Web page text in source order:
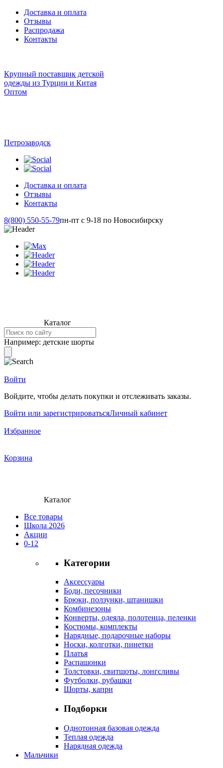
Доставка и оплата
Отзывы
Распродажа
Контакты
Крупный поставщик детской
одежды из Турции и Китая
Оптом
Петрозаводск
Доставка и оплата
Отзывы
Контакты
8(800) 550-55-79пн-пт с 9-18 по Новосибирску
Каталог
Например: детские шорты
Войти
Войдите, чтобы делать покупки и отслеживать заказы.
Войти или зарегистрироватьсяЛичный кабинет
Избранное
Корзина
Каталог
Все товары
Школа 2026
Акции
0-12
Категории
Аксессуары
Боди, песочники
Брюки, ползунки, штанишки
Комбинезоны
Конверты, одеяла, полотенца, пеленки
Костюмы, комплекты
Нарядные, подарочные наборы
Носки, колготки, пинетки
Платья
Распашонки
Толстовки, свитшоты, лонгсливы
Футболки, рубашки
Шорты, капри
Подборки
Однотонная базовая одежда
Теплая одежда
Нарядная одежда
Мальчики